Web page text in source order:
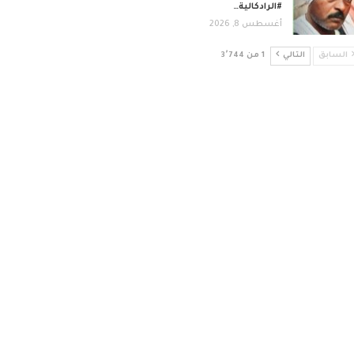
#الرادكالية…
أغسطس 8, 2026
السابق التالي 1 من 3٬744